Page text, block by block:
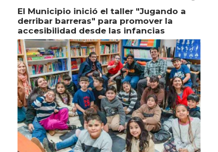
El Municipio inició el taller "Jugando a
derribar barreras" para promover la
accesibilidad desde las infancias